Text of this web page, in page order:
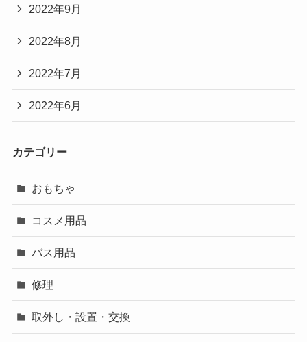
2022年9月
2022年8月
2022年7月
2022年6月
カテゴリー
おもちゃ
コスメ用品
バス用品
修理
取外し・設置・交換